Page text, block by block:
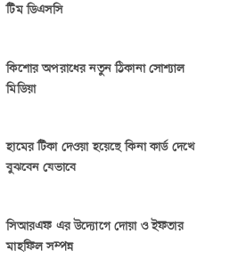
টিম ডিএসসি
কিশোর অপরাধের নতুন ঠিকানা সোশ্যাল
মিডিয়া
হামের টিকা দেওয়া হয়েছে কিনা কার্ড দেখে
বুঝবেন যেভাবে
সিআরএফ এর উদ্যোগে দোয়া ও ইফতার
মাহফিল সম্পন্ন